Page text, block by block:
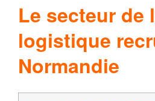
Le secteur de
logistique
Normandie